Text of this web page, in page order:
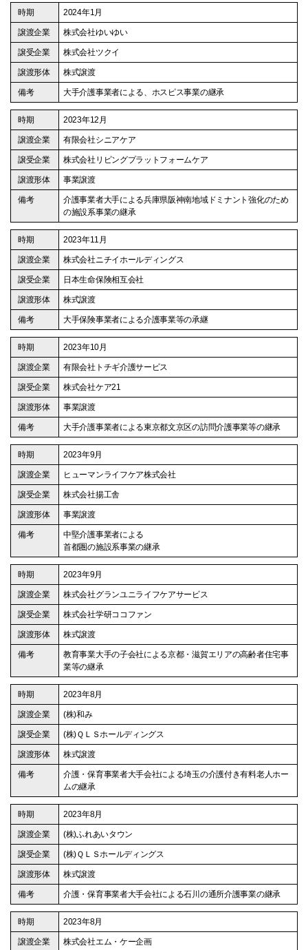
2024年1月
株式会社ゆいゆい
株式会社ツクイ
株式譲渡
大手介護事業者による、ホスピス事業の継承
2023年12月
有限会社シニアケア
株式会社リビングプラットフォームケア
事業譲渡
介護事業者大手による兵庫県阪神南地域ドミナント強化のため
の施設系事業の継承
2023年11月
株式会社ニチイホールディングス
日本生命保険相互会社
株式譲渡
大手保険事業者による介護事業等の承継
2023年10月
有限会社トチギ介護サービス
株式会社ケア21
事業譲渡
大手介護事業者による東京都文京区の訪問介護事業等の継承
2023年9月
ヒューマンライフケア株式会社
株式会社揚工舎
事業譲渡
中堅介護事業者による
首都圏の施設系事業の継承
2023年9月
株式会社グランユニライフケアサービス
株式会社学研ココファン
株式譲渡
教育事業大手の子会社による京都・滋賀エリアの高齢者住宅事
業等の継承
2023年8月
(株)和み
(株)ＱＬＳホールディングス
株式譲渡
介護・保育事業者大手会社による埼玉の介護付き有料老人ホー
ムの継承
2023年8月
(株)ふれあいタウン
(株)ＱＬＳホールディングス
株式譲渡
介護・保育事業者大手会社による石川の通所介護事業の継承
2023年8月
株式会社エム・ケー企画